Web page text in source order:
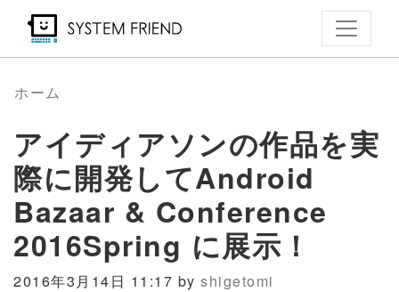
ン
コ
ン
移
動
ホーム
アイディアソンの作品を実
際に開発してAndroid
Bazaar & Conference
2016Spring に展示！
2016年3月14日 11:17 by shigetomi